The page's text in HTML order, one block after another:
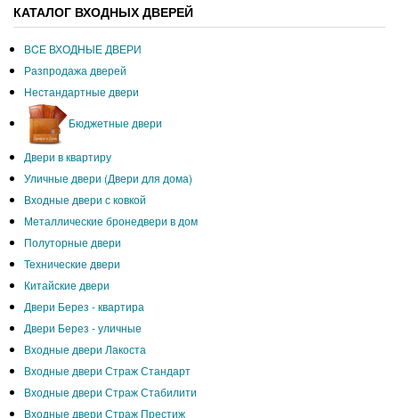
КАТАЛОГ ВХОДНЫХ ДВЕРЕЙ
ВCЕ ВХОДНЫЕ ДВЕРИ
Разпродажа дверей
Нестандартные двери
Бюджетные двери
Двери в квартиру
Уличные двери (Двери для дома)
Входные двери с ковкой
Металлические бронедвери в дом
Полуторные двери
Технические двери
Китайские двери
Двери Берез - квартира
Двери Берез - уличные
Входные двери Лакоста
Входные двери Страж Стандарт
Входные двери Страж Стабилити
Входные двери Страж Престиж